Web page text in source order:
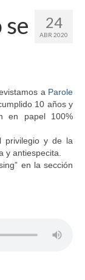
24
ABR 2020
a Parole
10 años y
en papel 100%
privilegio y de la
y antiespecita.
en la sección